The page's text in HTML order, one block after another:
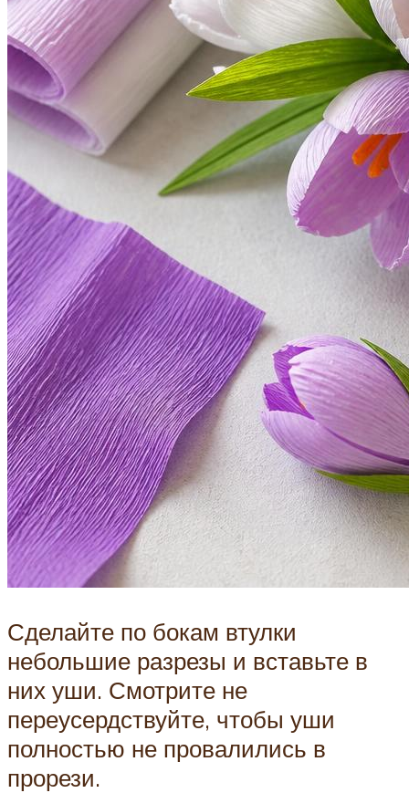
Сделайте по бокам втулки
небольшие разрезы и вставьте в
них уши. Смотрите не
переусердствуйте, чтобы уши
полностью не провалились в
прорези.